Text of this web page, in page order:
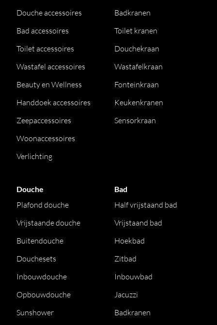
Douche accessoires
Bad accessoires
Toilet accessoires
Wastafel accessoires
Beauty en Wellness
Handdoek accessoires
Zeepaccessoires
Woonaccessoires
Verlichting
Badkranen
Toilet kranen
Douchekraan
Wastafelkraan
Fonteinkraan
Keukenkranen
Sensorkraan
Douche
Plafond douche
Vrijstaande douche
Buitendouche
Douchesets
Inbouwdouche
Opbouwdouche
Sunshower
Bad
Half vrijstaand bad
Vrijstaand bad
Hoekbad
Zitbad
Inbouwbad
Jacuzzi
Badkranen